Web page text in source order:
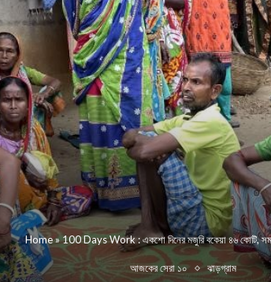
Home»100 Days Work : একশো দিনের মজুরি বকেয়া ৪৬ কোটি,
আজকের সেরা ১০ ঝাড়গ্রাম